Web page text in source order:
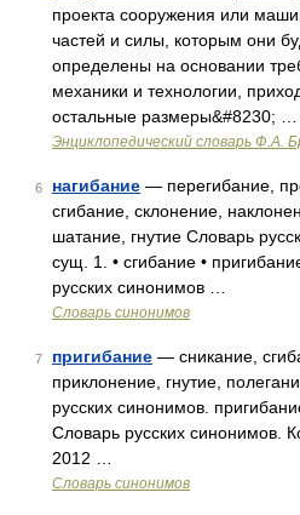
проекта сооружения или
частей и силы, которым они
определены на основании
механики и технологии,
остальные размеры&#8230; …
Энциклопедический словарь Ф.А.
6 нагибание — перегибание,
сгибание, склонение,
шатание, гнутие Словарь
сущ. 1. • сгибание •
русских синонимов …
Словарь синонимов
7 пригибание — сникание,
приклонение, гнутие,
русских синонимов.
Словарь русских синонимов.
2012 …
Словарь синонимов